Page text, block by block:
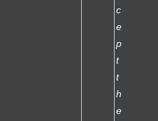
c
e
p
t
t
h
e